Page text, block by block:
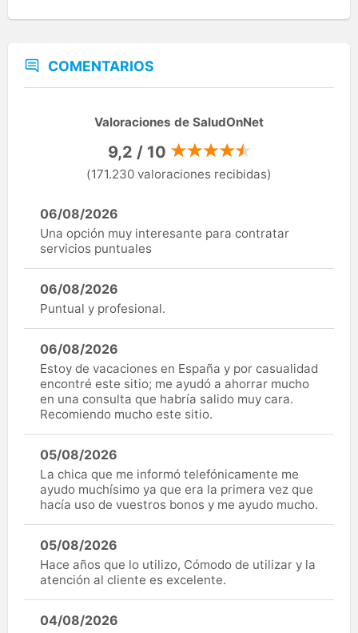
COMENTARIOS
Valoraciones de SaludOnNet
9,2 / 10
(171.230 valoraciones recibidas)
06/08/2026
Una opción muy interesante para contratar
servicios puntuales
06/08/2026
Puntual y profesional.
06/08/2026
Estoy de vacaciones en España y por casualidad
encontré este sitio; me ayudó a ahorrar mucho
en una consulta que habría salido muy cara.
Recomiendo mucho este sitio.
05/08/2026
La chica que me informó telefónicamente me
ayudo muchísimo ya que era la primera vez que
hacía uso de vuestros bonos y me ayudo mucho.
05/08/2026
Hace años que lo utilizo, Cómodo de utilizar y la
atención al cliente es excelente.
04/08/2026